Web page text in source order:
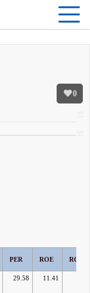
0
PER ROE ROA
29.58 11.41